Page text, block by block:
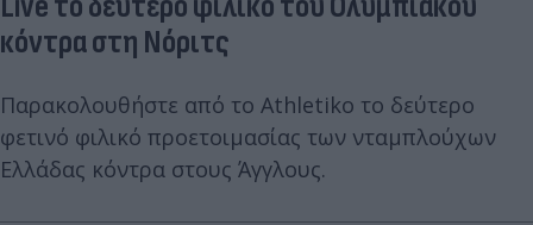
κόντρα στη Νόριτς
Παρακολουθήστε από το Athletiko το δεύτερο
φετινό φιλικό προετοιμασίας των νταμπλούχων
Ελλάδας κόντρα στους Άγγλους.